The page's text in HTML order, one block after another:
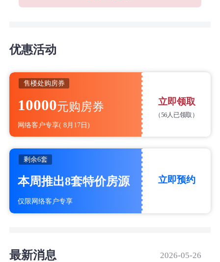
优惠活动
售楼处购房券
10000元购房券
网络客户专享( 8月17日)
立即领取
（56人已领取）
剩余6套
本周推出8套特价房源
仅限网络客户专享
立即预约
最新消息 2026-05-26